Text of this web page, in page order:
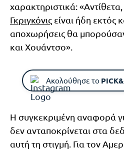
χαρακτηριστικά: «Αντίθετα,
Γκριγκόνις είναι ήδη εκτός
αποχωρήσεις θα
και Χουάντσο».
Ακολούθησε το
Η συγκεκριμένη αναφορά
δεν ανταποκρίνεται στα
αυτή τη στιγμή. Για τον